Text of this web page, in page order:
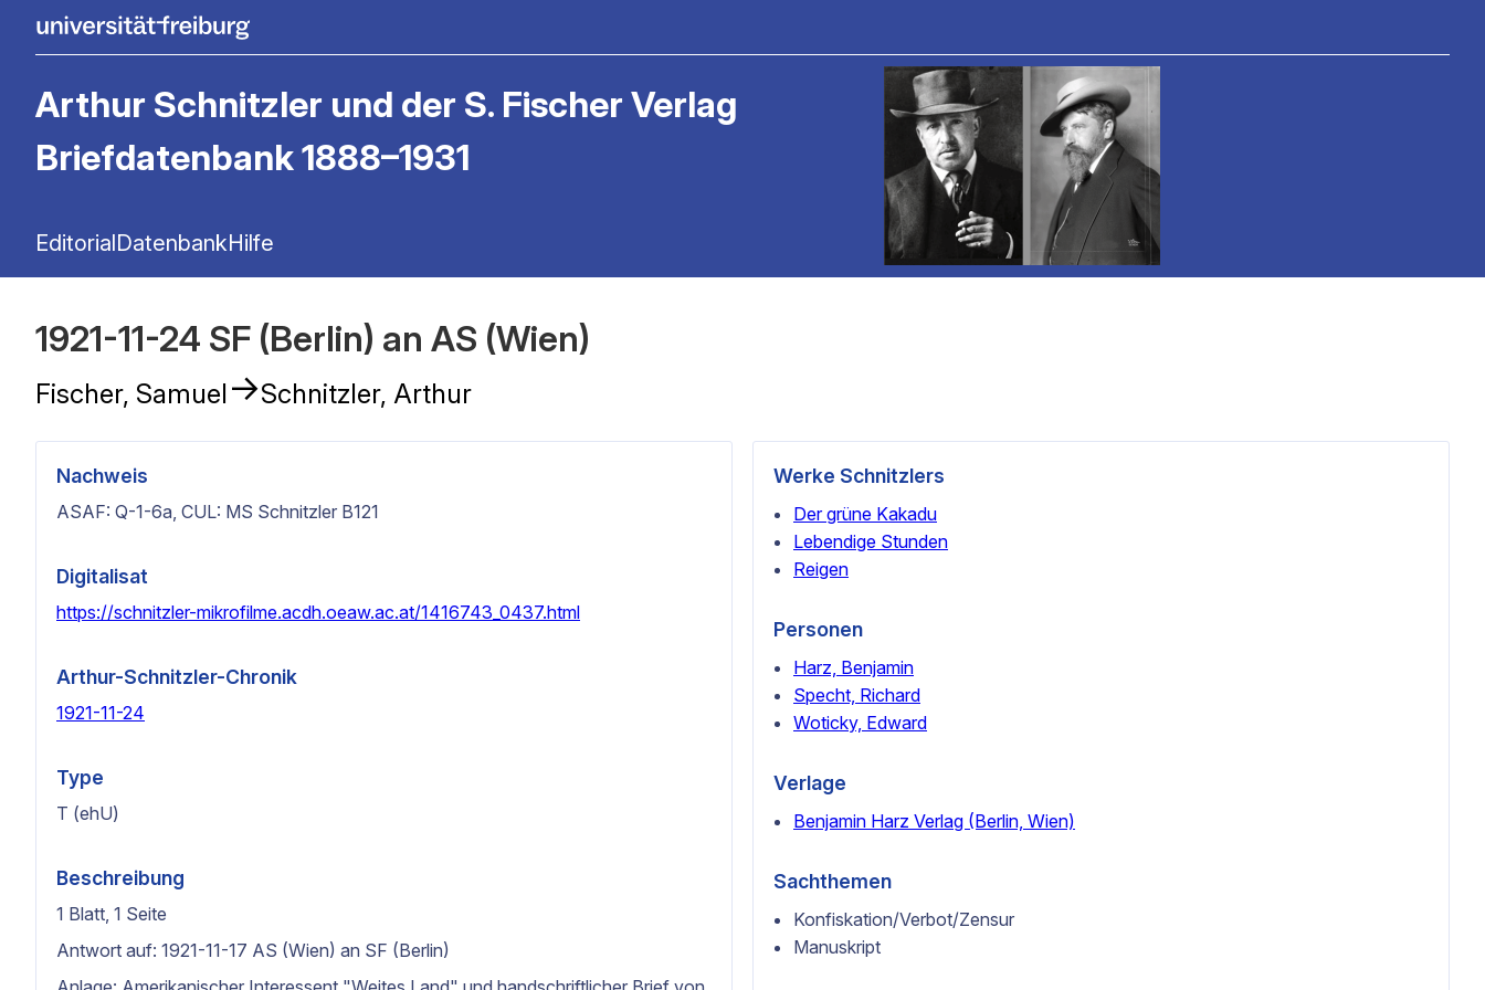
Arthur Schnitzler und der S. Fischer Verlag
Briefdatenbank 1888–1931
EditorialDatenbankHilfe
1921-11-24 SF (Berlin) an AS (Wien)
Fischer, Samuel →Schnitzler, Arthur
Nachweis
ASAF: Q-1-6a, CUL: MS Schnitzler B121
Digitalisat
https://schnitzler-mikrofilme.acdh.oeaw.ac.at/1416743_0437.html
Arthur-Schnitzler-Chronik
1921-11-24
Type
T (ehU)
Beschreibung
1 Blatt, 1 Seite
Antwort auf: 1921-11-17 AS (Wien) an SF (Berlin)
Werke Schnitzlers
Der grüne Kakadu
Lebendige Stunden
Reigen
Personen
Harz, Benjamin
Specht, Richard
Woticky, Edward
Verlage
Benjamin Harz Verlag (Berlin, Wien)
Sachthemen
Konfiskation/Verbot/Zensur
Manuskript